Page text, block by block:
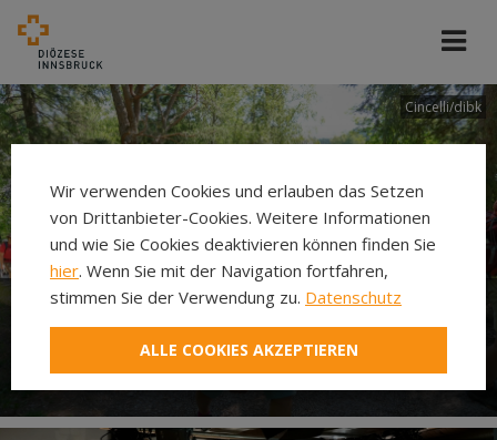
Cincelli/dibk
Neuer Pilgerweg Via
Laudato si’
Wir verwenden Cookies und erlauben das Setzen
von Drittanbieter-Cookies. Weitere Informationen
und wie Sie Cookies deaktivieren können finden Sie
hier. Wenn Sie mit der Navigation fortfahren,
stimmen Sie der Verwendung zu. Datenschutz
ALLE COOKIES AKZEPTIEREN